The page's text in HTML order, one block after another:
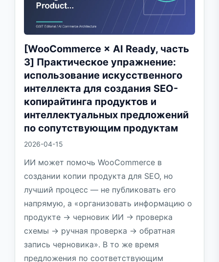
[WooCommerce × AI Ready, часть
3] Практическое упражнение:
использование искусственного
интеллекта для создания SEO-
копирайтинга продуктов и
интеллектуальных предложений
по сопутствующим продуктам
2026-04-15
ИИ может помочь WooCommerce в
создании копии продукта для SEO, но
лучший процесс — не публиковать его
напрямую, а «организовать информацию о
продукте → черновик ИИ → проверка
схемы → ручная проверка → обратная
запись черновика». В то же время
предложения по соответствующим